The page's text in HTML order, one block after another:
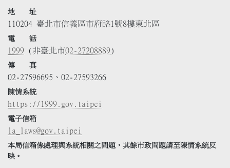
地 址
110204 臺北市信義區市府路1號8樓東北區
電 話
1999 (非臺北市02-27208889)
傳 真
02-27596695、02-27593266
陳情系統
https://1999.gov.taipei
電子信箱
la_laws@gov.taipei
本局信箱係處理與系統相關之問題，其餘市政問題請至陳情系統反
映。